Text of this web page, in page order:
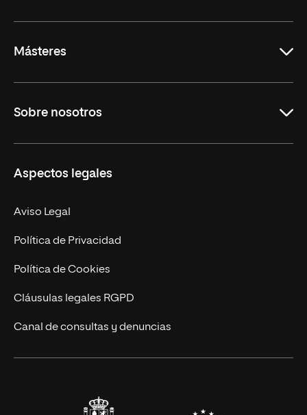
Másteres
Derecho
Empresa
MBA
Marketing y Comunicación
Ingeniería
Diseño
Ciencias de la Salud
Sobre nosotros
Nuestro Equipo
Contacto
Aspectos legales
Aviso Legal
Política de Privacidad
Política de Cookies
Cláusulas legales RGPD
Canal de consultas y denuncias